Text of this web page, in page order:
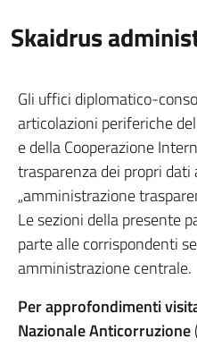
Skaidrus
Gli uffici diplomatico-
articolazioni periferiche
e della Cooperazione
trasparenza dei propri
„amministrazione
Le sezioni della presente
parte alle corrispondenti
amministrazione centrale.
Per approfondimenti
Nazionale Anticorruzione(